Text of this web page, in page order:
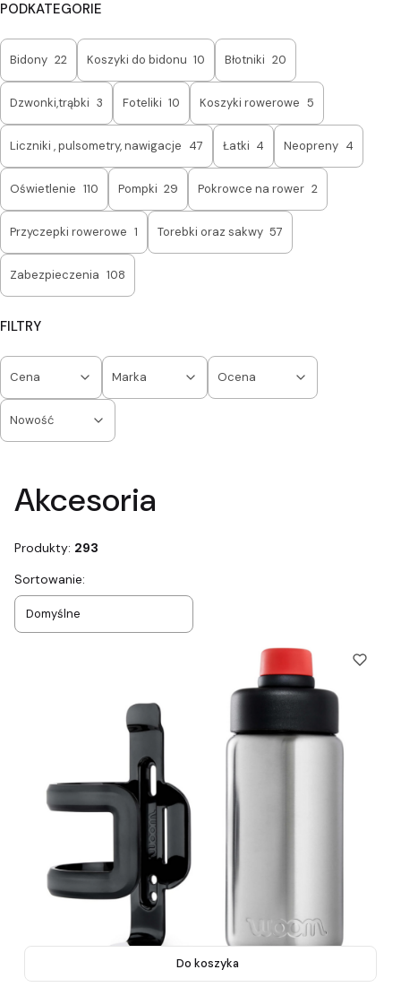
PODKATEGORIE
Bidony 22 Koszyki do bidonu 10 Błotniki 20
Dzwonki,trąbki 3 Foteliki 10 Koszyki rowerowe 5
Liczniki , pulsometry, nawigacje 47 Łatki 4 Neopreny 4
Oświetlenie 110 Pompki 29 Pokrowce na rower 2
Przyczepki rowerowe 1 Torebki oraz sakwy 57
Zabezpieczenia 108
FILTRY
Cena Marka Ocena
Nowość
Akcesoria
Produkty: 293
Lista produktów
Sortowanie:
Domyślne
Do koszyka